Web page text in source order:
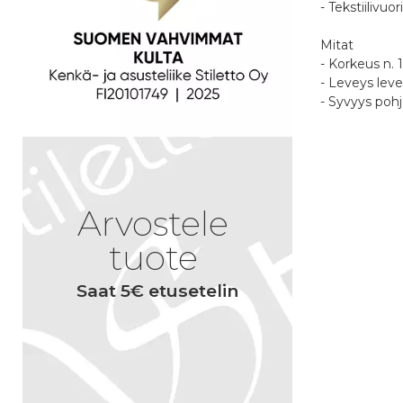
Arvostele
tuote
Saat 5€ etusetelin
- Tekstiilivuori
Mitat
- Korkeus n.
- Leveys
- Syvyys